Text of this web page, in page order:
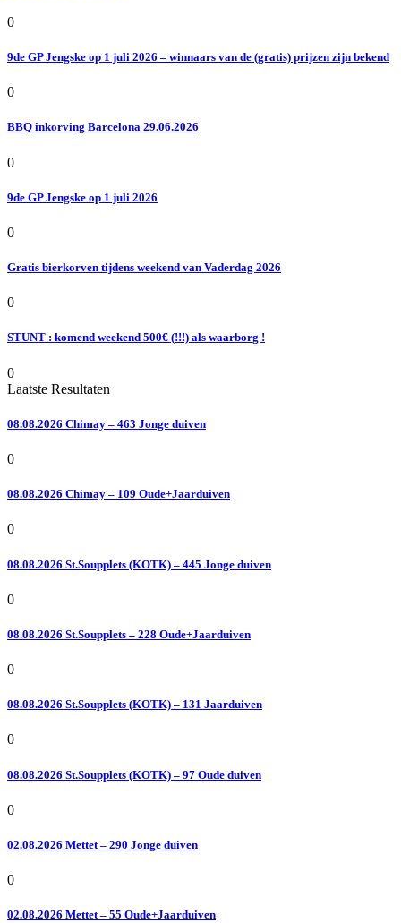
0
9de GP Jengske op 1 juli 2026 – winnaars van de (gratis) prijzen zijn bekend
0
BBQ inkorving Barcelona 29.06.2026
0
9de GP Jengske op 1 juli 2026
0
Gratis bierkorven tijdens weekend van Vaderdag 2026
0
STUNT : komend weekend 500€ (!!!) als waarborg !
0
Laatste Resultaten
08.08.2026 Chimay – 463 Jonge duiven
0
08.08.2026 Chimay – 109 Oude+Jaarduiven
0
08.08.2026 St.Soupplets (KOTK) – 445 Jonge duiven
0
08.08.2026 St.Soupplets – 228 Oude+Jaarduiven
0
08.08.2026 St.Soupplets (KOTK) – 131 Jaarduiven
0
08.08.2026 St.Soupplets (KOTK) – 97 Oude duiven
0
02.08.2026 Mettet – 290 Jonge duiven
0
02.08.2026 Mettet – 55 Oude+Jaarduiven